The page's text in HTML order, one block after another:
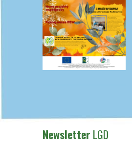
Newsletter LGD